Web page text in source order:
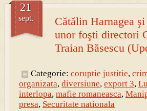
Cătălin Harnagea
unor foşti directori
Traian Băsescu
21
sept.
Categorie: coruptie justitie,
organizata, diversiune, export 3,
interlopa, mafie romaneasca,
presa, Securitate nationala